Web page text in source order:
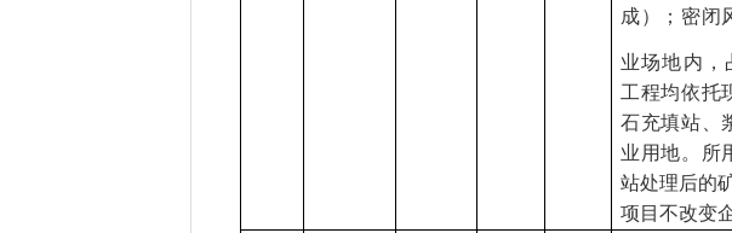
成）
； 密闭
业场地内，
工程均依托
石充填站、
业用地。所
站处理后的
项目不改变